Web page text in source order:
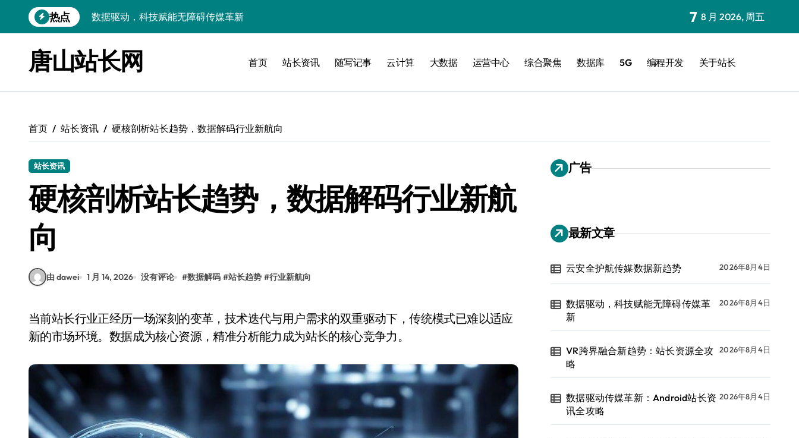
到
热点
VR跨界融合新趋势：站长资源全攻略
云计算弹性架构：智能资源调配揭秘
数据驱动传媒革新：交互优化实战解析
数据驱动下的传媒生态量子跃迁
数据驱动创新：科技赋能传媒增长
云安全护航传媒数据新趋势
7 8 月 2026, 周五
唐山站长网 首页 站长资讯 随写记事 云计算 大数据 运营中心 综合聚焦 数据库 5G 编程开发 关于站长
首页 站长资讯 硬核剖析站长趋势，数据解码行业新航向
站长资讯
硬核剖析站长趋势，数据解码行业新航
向
由 dawei 1 月 14, 2026 没有评论 #数据解码 #站长趋势 #行业新航向
当前站长行业正经历一场深刻的变革，技术迭代与用户需求的双重驱动下，传统模式已难以适应
新的市场环境。数据成为核心资源，精准分析能力成为站长的核心竞争力。
广告
最新文章
云安全护航传媒数据新趋势 2026年8月4日
数据驱动，科技赋能无障碍传媒革
新
2026年8月4日
VR跨界融合新趋势：站长资源全攻
略
2026年8月4日
数据驱动传媒革新：Android站长资
讯全攻略
2026年8月4日